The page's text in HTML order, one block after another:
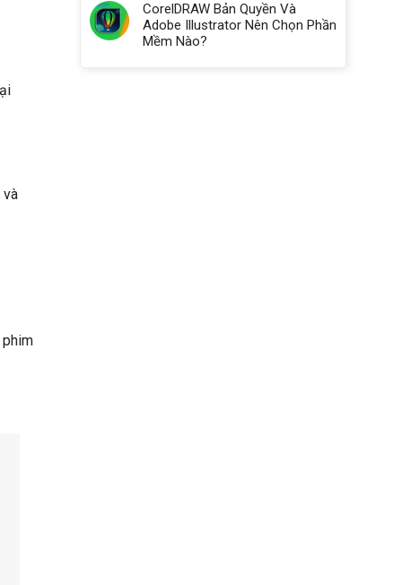
và
CorelDRAW Bản Quyền Và
Adobe Illustrator Nên Chọn Phần
Mềm Nào?